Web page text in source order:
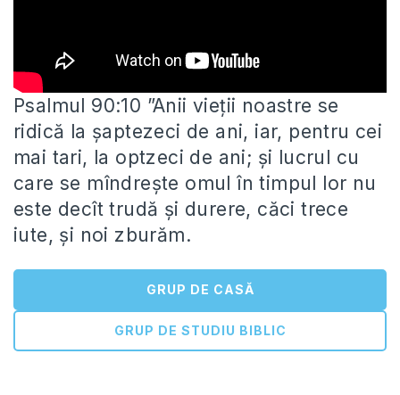
Psalmul 90:10 ”Anii vieţii noastre se
ridică la şaptezeci de ani, iar, pentru cei
mai tari, la optzeci de ani; şi lucrul cu
care se mîndreşte omul în timpul lor nu
este decît trudă şi durere, căci trece
iute, şi noi zburăm.
GRUP DE CASĂ
GRUP DE STUDIU BIBLIC